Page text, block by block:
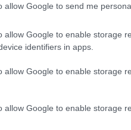
allow Google to send me
allow Google to enable storage
identifiers in apps.
allow Google to enable storage
allow Google to enable storage
2021
πλάσμα. Συνολικά,
και 37
ελέγχου
σημαντική και